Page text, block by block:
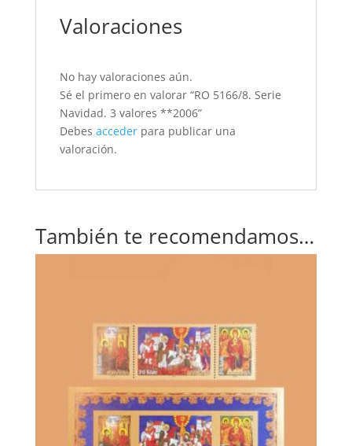
Valoraciones
No hay valoraciones aún.
Sé el primero en valorar “RO 5166/8. Serie
Navidad. 3 valores **2006”
Debes accederpara publicar una
valoración.
También te recomendamos…